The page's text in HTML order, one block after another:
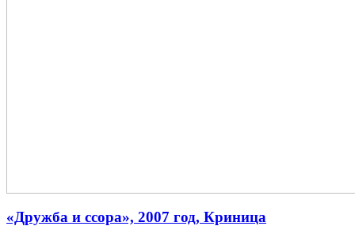
«Дружба и ссора», 2007 год, Криница